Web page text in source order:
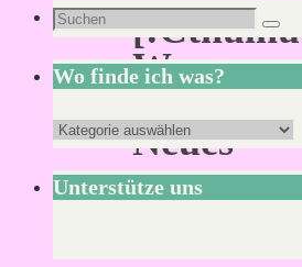
Was
gibt’s
Neues
zu
Suchen
nach:
Wo finde ich was?
Wo
finde
ich
Unterstütze uns